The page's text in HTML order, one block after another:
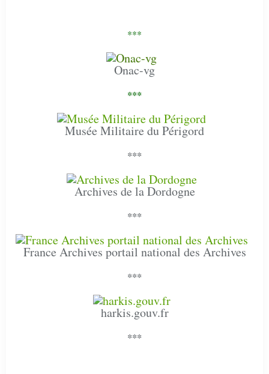
***
Onac-vg
***
Musée Militaire du Périgord
***
Archives de la Dordogne
***
France Archives portail national des Archives
***
harkis.gouv.fr
***